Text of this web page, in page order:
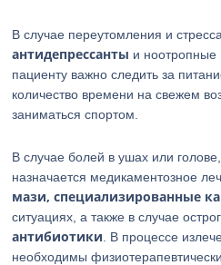
В случае переутомления и
антидепрессанты и ноотропные
пациенту важно следить за
количество времени на свежем
заниматься спортом.
В случае болей в ушах или
назначается медикаментозное
мази, специализированные
ситуациях, а также в случае
антибиотики . В процессе
необходимы